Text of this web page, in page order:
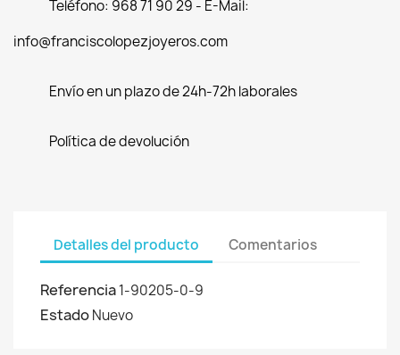
Teléfono: 968 71 90 29 - E-Mail:
info@franciscolopezjoyeros.com
Envío en un plazo de 24h-72h laborales
Política de devolución
Detalles del producto Comentarios
Referencia1-90205-0-9
EstadoNuevo